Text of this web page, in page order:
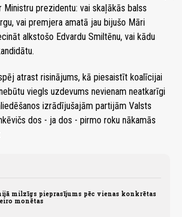
prezidentu: vai skaļākās balss
vai premjera amatā jau bijušo Māri
alkstošo Edvardu Smiltēnu, vai kādu
atrast risinājums, kā piesaistīt koalīcijai
viegls uzdevums nevienam neatkarīgi
izrādījušajām partijām Valsts
dos - ja dos - pirmo roku nākamās
milzīgs pieprasījums pēc vienas konkrētas
monētas